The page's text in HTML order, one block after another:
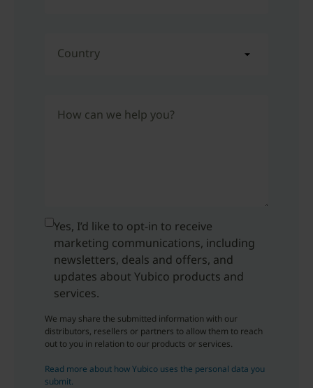
Country
How can we help you?
Yes, I’d like to opt-in to receive
marketing communications, including
newsletters, deals and offers, and
updates about Yubico products and
services.
We may share the submitted information with our
distributors, resellers or partners to allow them to reach
out to you in relation to our products or services.
Read more about how Yubico uses the personal data you
submit.